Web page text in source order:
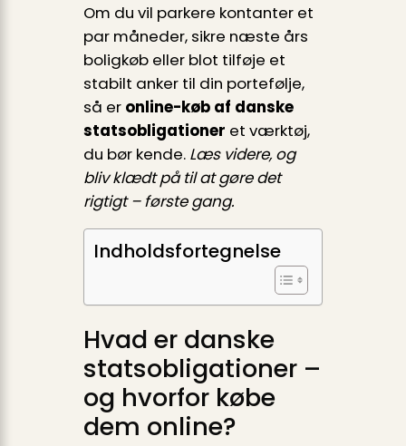
Om du vil parkere kontanter et
par måneder, sikre næste års
boligkøb eller blot tilføje et
stabilt anker til din portefølje,
så er online-køb af danske
statsobligationer et værktøj,
du bør kende. Læs videre, og
bliv klædt på til at gøre det
rigtigt – første gang.
Indholdsfortegnelse
Hvad er danske
statsobligationer –
og hvorfor købe
dem online?